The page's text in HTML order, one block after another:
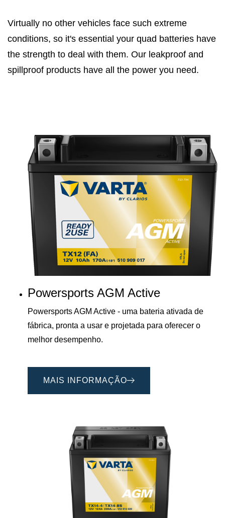
Virtually no other vehicles face such extreme
conditions, so it's essential your quad batteries have
the strength to deal with them. Our leakproof and
spillproof products have all the power you need.
Powersports AGM Active
Powersports AGM Active - uma bateria ativada de
fábrica, pronta a usar e projetada para oferecer o
melhor desempenho.
MAIS INFORMAÇÃO